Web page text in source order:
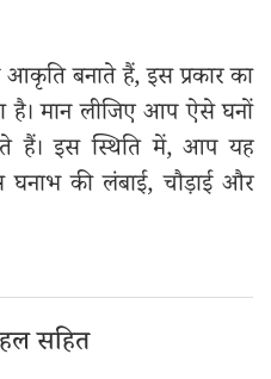
बनाते हैं, इस प्रकार का
है। मान लीजिए आप ऐसे घनों
हैं। इस स्थिति में, आप यह
की लंबाई, चौड़ाई और
सहित